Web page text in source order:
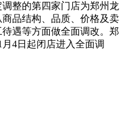
整的第四家门店为郑州龙
品结构、品质、价格及卖
遇等方面做全面调改。郑
月4日 起闭店进入全面调